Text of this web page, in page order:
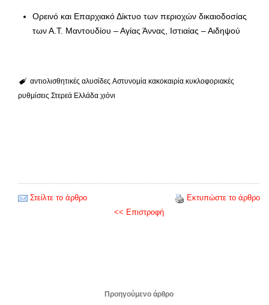
Ορεινό και Επαρχιακό Δίκτυο των περιοχών δικαιοδοσίας
των Α.Τ. Μαντουδίου – Αγίας Άννας, Ιστιαίας – Αιδηψού
αντιολισθητικές αλυσίδες Αστυνομία κακοκαιρία κυκλοφοριακές
ρυθμίσεις Στερεά Ελλάδα χιόνι
Στείλτε το άρθρο
Εκτυπώστε το άρθρο
<< Επιστροφή
Προηγούμενο άρθρο